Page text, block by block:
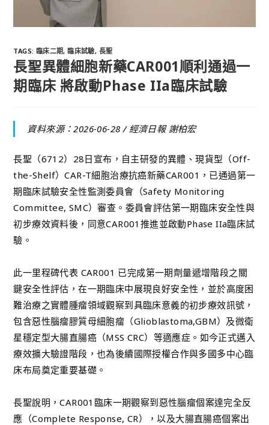
TAGS: 臨床二期, 臨床試驗, 長聖
長聖異體細胞新藥CAR001順利通過一
期臨床 將啟動Phase IIa臨床試驗
資料來源：2026-06-28 /經濟日報 謝柏宏
長聖（6712）28日宣布，自主研發的異體、現貨型（Off-
the-Shelf）CAR-T細胞治療抗癌新藥CAR001，已通過第一
期臨床試驗安全性監測委員會（Safety Monitoring
Committee, SMC）審查。委員會評估第一期臨床安全性與
初步療效資料後，同意CAR001推進並啟動Phase IIa臨床試
驗。
此一里程碑代表 CAR001 已完成第一期劑量遞增階段之關
鍵安全性評估，在一期臨床中展現良好安全性，並於高度困
難治療之實體腫瘤領域觀察到具臨床意義的初步療效訊號，
包含惡性腦瘤膠質母細胞瘤（Glioblastoma,GBM）及微衛
星穩定型大腸直腸癌（MSS CRC）等適應症。如今正式邁入
療效擴大驗證階段，也為後續國際授權合作與多國多中心臨
床布局奠定重要基礎。
長聖說明，CAR001臨床一期觀察到惡性腦瘤個案達完全反
應（Complete Response, CR），以及大腸直腸癌個案出